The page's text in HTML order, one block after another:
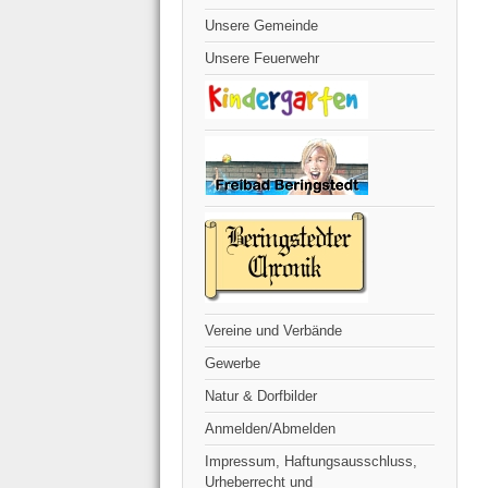
Unsere Gemeinde
Unsere Feuerwehr
Vereine und Verbände
Gewerbe
Natur & Dorfbilder
Anmelden/Abmelden
Impressum, Haftungsausschluss,
Urheberrecht und